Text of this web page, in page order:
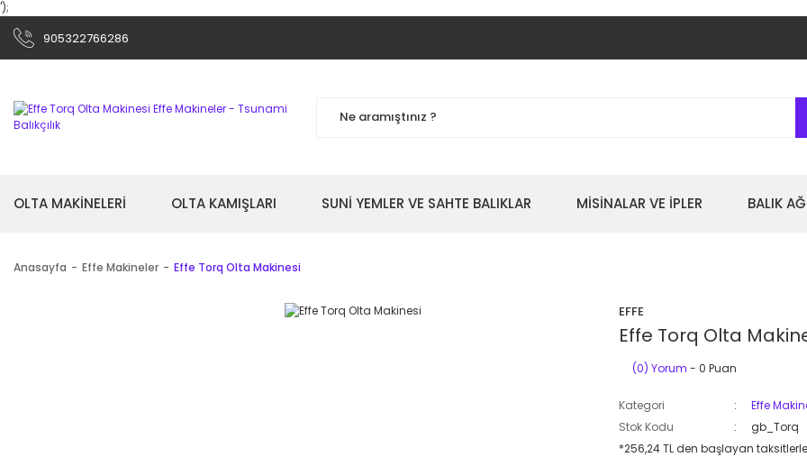
');
905322766286
OLTA MAKİNELERİ OLTA KAMIŞLARI SUNİ YEMLER VE SAHTE BALIKLAR MİSİNALAR VE İPLER BALIK
Anasayfa Effe Makineler Effe Torq Olta Makinesi
EFFE
Effe Torq Olta
(0) Yorum - 0 Puan
Kategori
Effe
Stok Kodu
gb_Torq
*256,24 TL den başlayan